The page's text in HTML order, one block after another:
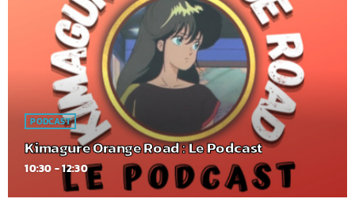
PODCAST
Kimagure Orange Road : Le Podcast
10:30 - 12:30